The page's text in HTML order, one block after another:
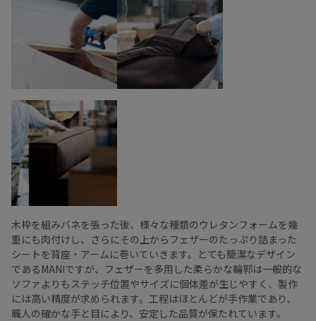
木枠を組みバネを張った後、様々な種類のウレタンフォームを幾
重にも肉付けし、さらにその上からフェザーのたっぷり詰まった
シートを背座・アームに巻いていきます。とても簡潔なデザイン
であるMANIですが、フェザーを多用した柔らかな輪郭は一般的な
ソファよりもステッチ位置やサイズに個体差が生じやすく、製作
には高い精度が求められます。工程はほとんどが手作業であり、
職人の確かな手と目により、安定した品質が保たれています。